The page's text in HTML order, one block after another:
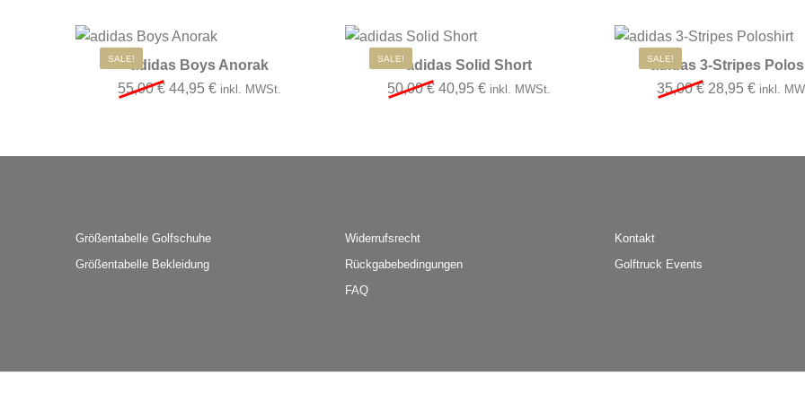
SALE!adidas Boys Anorak
55,00€ Ursprünglicher Preis war: 55,00 €
44,95 €Aktueller Preis ist: 44,95 €.
inkl. MWSt.
Dieses Produkt weist mehrere Varianten auf. Die Optionen können auf der
SALE!
adidas Solid Short
50,00€ Ursprünglicher Preis war: 50,00 €
40,95 €Aktueller Preis ist: 40,95 €.
inkl. MWSt.
Dieses Produkt weist mehrere
SALE!
adidas 3-Stripes
35,00€ Ursprünglicher
28,95 € inkl.
Größentabelle Golfschuhe
Größentabelle Bekleidung
Widerrufsrecht
Rückgabebedingungen
FAQ
Kontakt
Golftruck Events